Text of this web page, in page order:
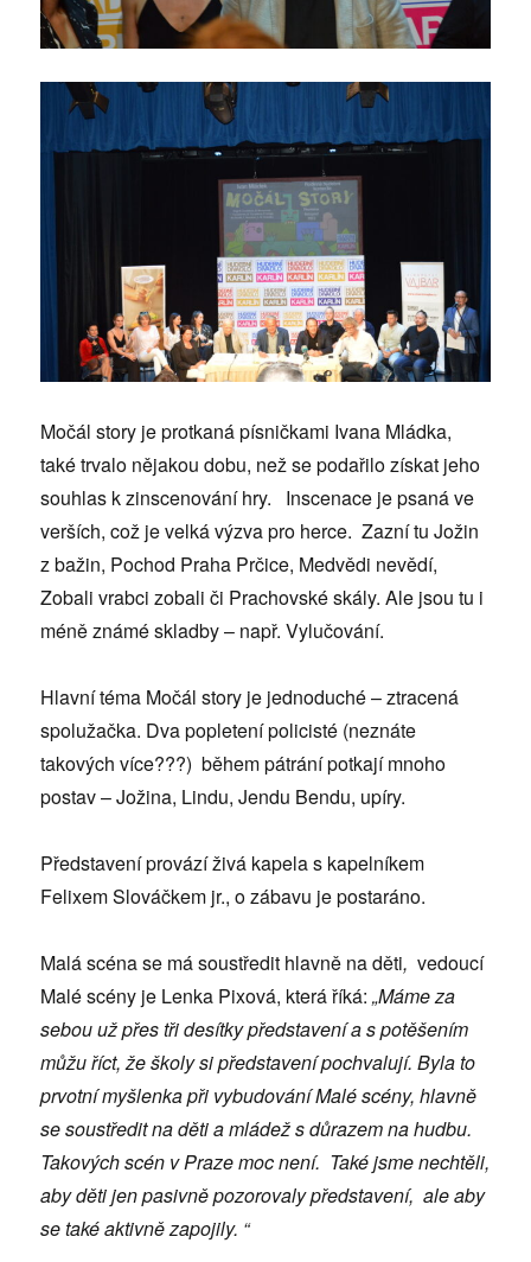
Močál story je protkaná písničkami Ivana Mládka,
také trvalo nějakou dobu, než se podařilo získat jeho
souhlas k zinscenování hry. Inscenace je psaná ve
verších, což je velká výzva pro herce. Zazní tu Jožin
z bažin, Pochod Praha Prčice, Medvědi nevědí,
Zobali vrabci zobali či Prachovské skály. Ale jsou tu i
méně známé skladby – např. Vylučování.
Hlavní téma Močál story je jednoduché – ztracená
spolužačka. Dva popletení policisté (neznáte
takových více???) během pátrání potkají mnoho
postav – Jožina, Lindu, Jendu Bendu, upíry.
Představení provází živá kapela s kapelníkem
Felixem Slováčkem jr., o zábavu je postaráno.
Malá scéna se má soustředit hlavně na děti,vedoucí
Malé scény je Lenka Pixová, která říká: „Máme za
sebou už přes tři desítky představení a s potěšením
můžu říct, že školy si představení pochvalují. Byla to
prvotní myšlenka při vybudování Malé scény, hlavně
se soustředit na děti a mládež s důrazem na hudbu.
Takových scén v Praze moc není. Také jsme nechtěli,
aby děti jen pasivně pozorovaly představení, ale aby
se také aktivně zapojily. “